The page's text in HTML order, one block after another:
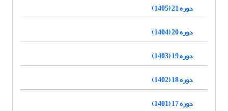
دوره 21 (1405)
دوره 20 (1404)
دوره 19 (1403)
دوره 18 (1402)
دوره 17 (1401)